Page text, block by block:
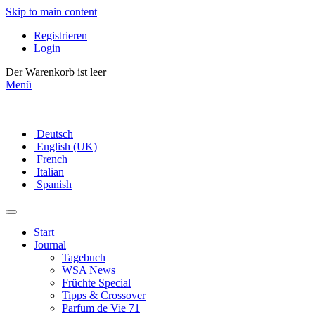
Skip to main content
Registrieren
Login
Der Warenkorb ist leer
Menü
Deutsch
English (UK)
French
Italian
Spanish
Start
Journal
Tagebuch
WSA News
Früchte Special
Tipps & Crossover
Parfum de Vie 71